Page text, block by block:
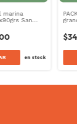
marina
San
en stock